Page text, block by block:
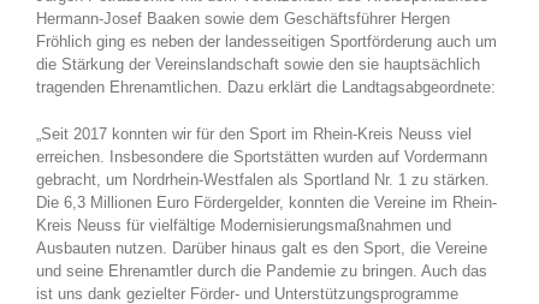
Hermann-Josef Baaken sowie dem Geschäftsführer Hergen
Fröhlich ging es neben der landesseitigen Sportförderung auch um
die Stärkung der Vereinslandschaft sowie den sie hauptsächlich
tragenden Ehrenamtlichen. Dazu erklärt die Landtagsabgeordnete:
„Seit 2017 konnten wir für den Sport im Rhein-Kreis Neuss viel
erreichen. Insbesondere die Sportstätten wurden auf Vordermann
gebracht, um Nordrhein-Westfalen als Sportland Nr. 1 zu stärken.
Die 6,3 Millionen Euro Fördergelder, konnten die Vereine im Rhein-
Kreis Neuss für vielfältige Modernisierungsmaßnahmen und
Ausbauten nutzen. Darüber hinaus galt es den Sport, die Vereine
und seine Ehrenamtler durch die Pandemie zu bringen. Auch das
ist uns dank gezielter Förder- und Unterstützungsprogramme